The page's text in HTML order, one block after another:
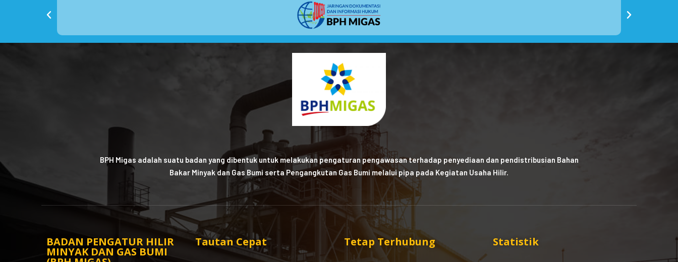
BPH Migas adalah suatu badan yang dibentuk untuk melakukan pengaturan pengawasan terhadap penyediaan dan pendistribusian Bahan
Bakar Minyak dan Gas Bumi serta Pengangkutan Gas Bumi melalui pipa pada Kegiatan Usaha Hilir.
BADAN PENGATUR HILIR
MINYAK DAN GAS BUMI
Tautan Cepat Tetap Terhubung Statistik